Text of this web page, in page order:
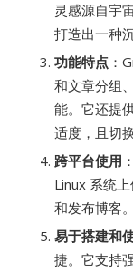
灵感源自宇
打造出一种
功能特点 ：
和文章分组
能。它还提
适度，且切
跨平台使用
Linux 系统
和发布博客。
易于搭建和
捷。它支持